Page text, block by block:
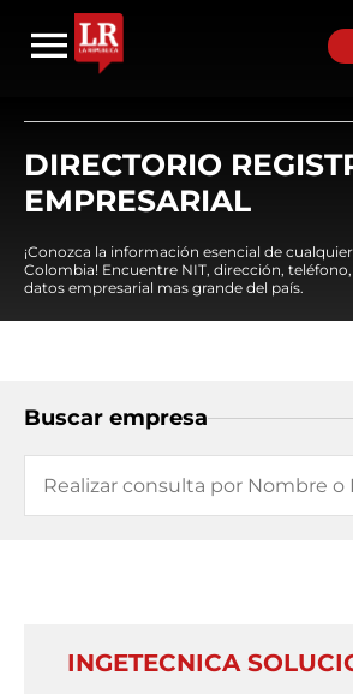
DIRECTORIO
EMPRESARIAL
¡Conozca la información esencial de
Colombia! Encuentre NIT, dirección,
datos empresarial mas grande del país.
Buscar empresa
INGETECNICA